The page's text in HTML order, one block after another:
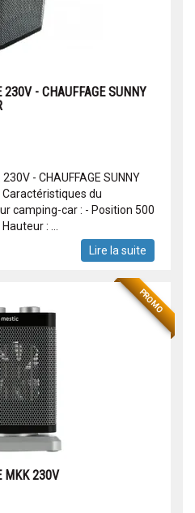
230V - CHAUFFAGE SUNNY
- CHAUFFAGE SUNNY
Caractéristiques du
camping-car : - Position 500
: ...
Lire la suite
PROMO
MKK 230V